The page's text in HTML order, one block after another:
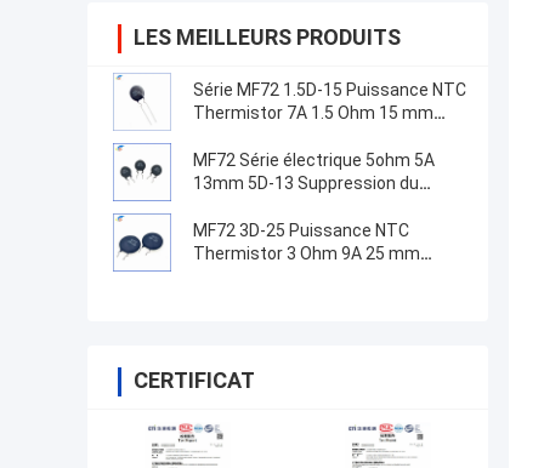
LES MEILLEURS PRODUITS
Série MF72 1.5D-15 Puissance NTC
Thermistor 7A 1.5 Ohm 15 mm
l'alimentation électrique
MF72 Série électrique 5ohm 5A
13mm 5D-13 Suppression du
Thermistors pour équipement
d'alimentation
MF72 3D-25 Puissance NTC
Thermistor 3 Ohm 9A 25 mm
CERTIFICAT